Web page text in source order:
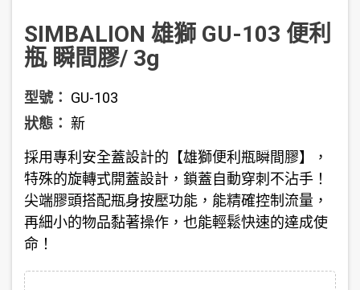
SIMBALION 雄獅 GU-103 便利
瓶 瞬間膠/ 3g
型號： GU-103
狀態： 新
採用專利安全蓋設計的【雄獅便利瓶瞬間膠】，
特殊的旋轉式開蓋設計，鎖蓋自動穿刺不沾手！
尖端膠頭搭配瓶身按壓功能，能精確控制流量，
再細小的物品黏著操作，也能輕鬆快速的達成使
命！